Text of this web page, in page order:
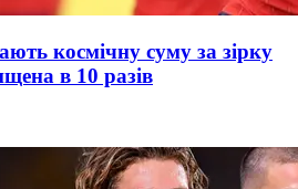
космічну суму за зірку
в 10 разів